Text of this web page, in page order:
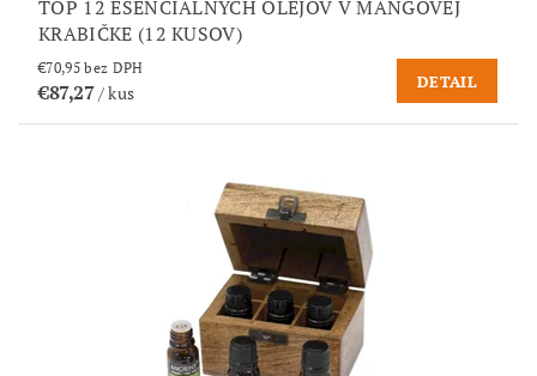
TOP 12 ESENCIÁLNYCH OLEJOV V MANGOVEJ
KRABIČKE (12 KUSOV)
€70,95 bez DPH
€87,27/ kus
DETAIL